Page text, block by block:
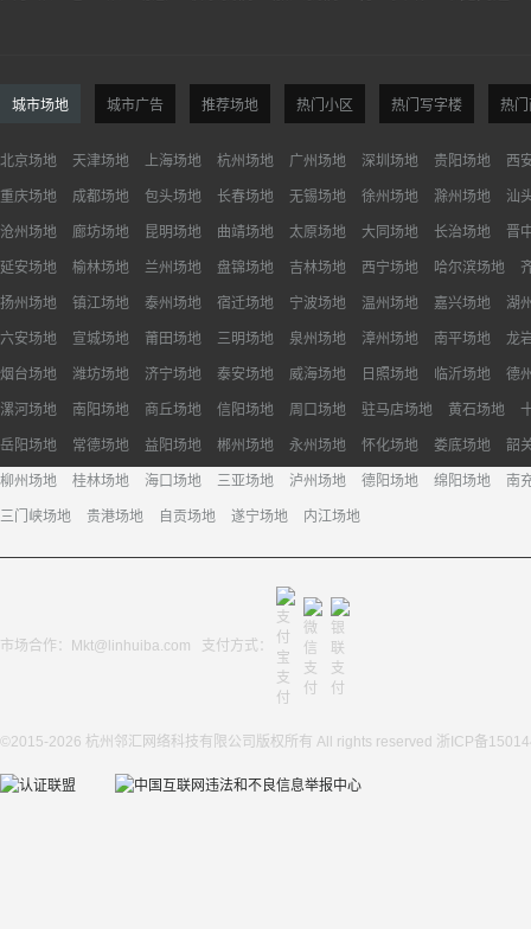
城市场地 城市广告 推荐场地 热门小区 热门写字楼 热
北京场地 天津场地 上海场地 杭州场地 广州场地 深圳场地 贵阳场地 西
重庆场地 成都场地 包头场地 长春场地 无锡场地 徐州场地 滁州场地 汕
沧州场地 廊坊场地 昆明场地 曲靖场地 太原场地 大同场地 长治场地 晋
延安场地 榆林场地 兰州场地 盘锦场地 吉林场地 西宁场地 哈尔滨场地
扬州场地 镇江场地 泰州场地 宿迁场地 宁波场地 温州场地 嘉兴场地 湖
六安场地 宣城场地 莆田场地 三明场地 泉州场地 漳州场地 南平场地 龙
烟台场地 潍坊场地 济宁场地 泰安场地 威海场地 日照场地 临沂场地 德
漯河场地 南阳场地 商丘场地 信阳场地 周口场地 驻马店场地 黄石场地
岳阳场地 常德场地 益阳场地 郴州场地 永州场地 怀化场地 娄底场地 韶
柳州场地 桂林场地 海口场地 三亚场地 泸州场地 德阳场地 绵阳场地 南
三门峡场地 贵港场地 自贡场地 遂宁场地 内江场地
市场合作：Mkt@linhuiba.com 支付方式：
©2015-2026 杭州邻汇网络科技有限公司版权所有 All rights reserved 浙ICP备